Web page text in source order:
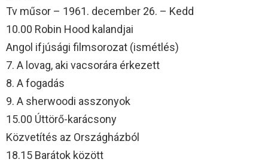
Tv műsor – 1961. december 26. – Kedd
10.00 Robin Hood kalandjai
Angol ifjúsági filmsorozat (ismétlés)
7. A lovag, aki vacsorára érkezett
8. A fogadás
9. A sherwoodi asszonyok
15.00 Úttörő-karácsony
Közvetítés az Országházból
18.15 Barátok között